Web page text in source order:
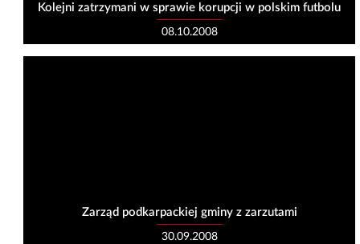
Kolejni zatrzymani w sprawie korupcji w polskim futbolu
08.10.2008
Zarząd podkarpackiej gminy z zarzutami
30.09.2008